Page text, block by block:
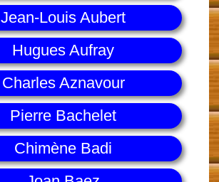
Jean-Louis Aubert
Hugues Aufray
Charles Aznavour
Pierre Bachelet
Chimène Badi